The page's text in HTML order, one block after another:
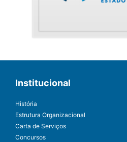
Institucional
História
Estrutura Organizacional
Carta de Serviços
Concursos